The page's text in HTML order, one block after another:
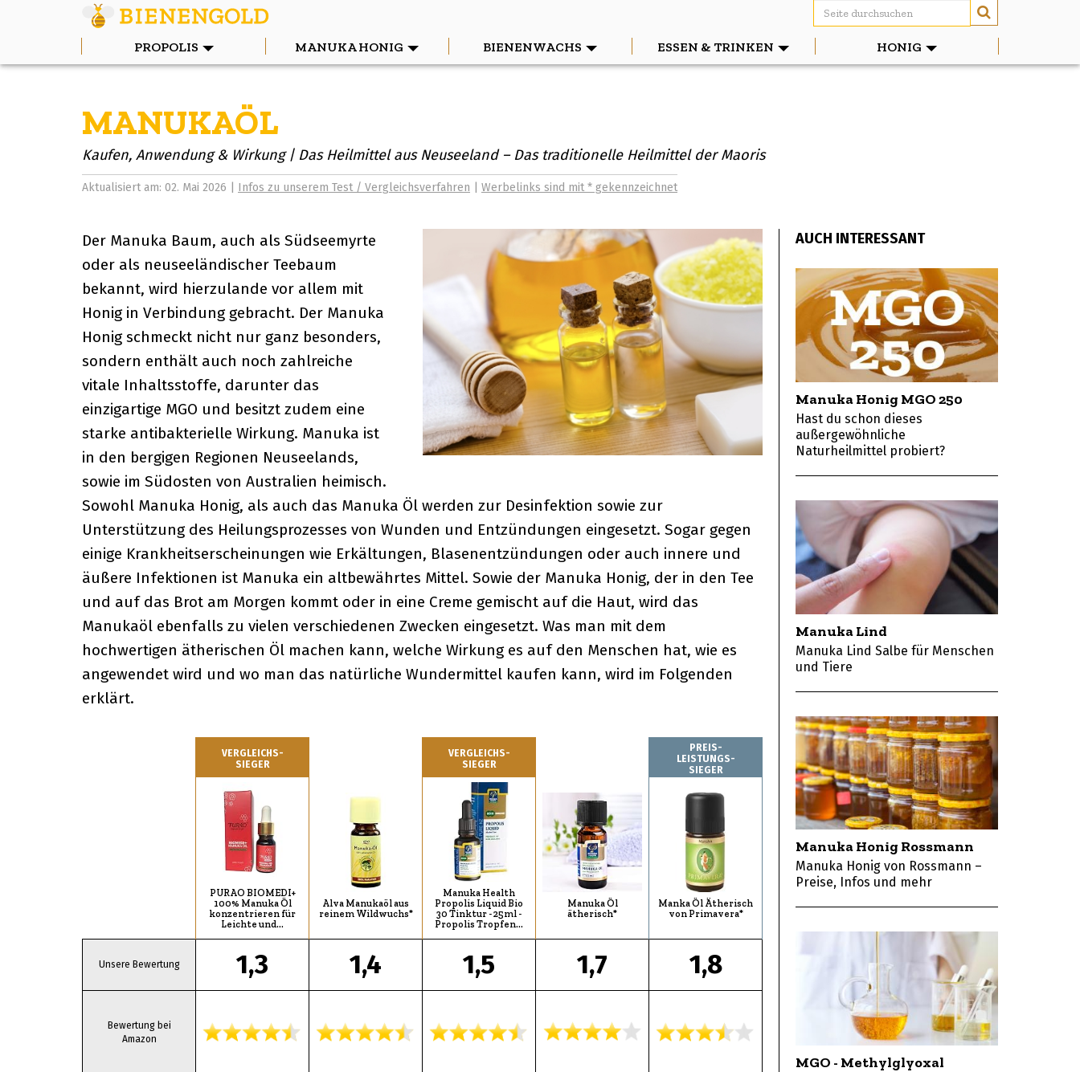
PROPOLIS MANUKA HONIG BIENENWACHS ESSEN & TRINKEN HONIG
MANUKAÖL
Kaufen, Anwendung & Wirkung | Das Heilmittel aus Neuseeland – Das traditionelle Heilmittel der Maoris
Aktualisiert am: 02. Mai 2026 | Infos zu unserem Test / Vergleichsverfahren Werbelinks sind mit * gekennzeichnet
Der Manuka Baum, auch als Südseemyrte
oder als neuseeländischer Teebaum
bekannt, wird hierzulande vor allem mit
Honig in Verbindung gebracht. Der Manuka
Honig schmeckt nicht nur ganz besonders,
sondern enthält auch noch zahlreiche
vitale Inhaltsstoffe, darunter das
einzigartige MGO und besitzt zudem eine
starke antibakterielle Wirkung. Manuka ist
in den bergigen Regionen Neuseelands,
sowie im Südosten von Australien heimisch.
Sowohl Manuka Honig, als auch das Manuka Öl werden zur Desinfektion sowie zur
Unterstützung des Heilungsprozesses von Wunden und Entzündungen eingesetzt. Sogar gegen
einige Krankheitserscheinungen wie Erkältungen, Blasenentzündungen oder auch innere und
äußere Infektionen ist Manuka ein altbewährtes Mittel. Sowie der Manuka Honig, der in den Tee
und auf das Brot am Morgen kommt oder in eine Creme gemischt auf die Haut, wird das
Manukaöl ebenfalls zu vielen verschiedenen Zwecken eingesetzt. Was man mit dem
hochwertigen ätherischen Öl machen kann, welche Wirkung es auf den Menschen hat, wie es
angewendet wird und wo man das natürliche Wundermittel kaufen kann, wird im Folgenden
erklärt.
VERGLEICHS-
SIEGER
PURAO BIOMEDI+
100% Manuka Öl
konzentrieren für
Leichte und…
Alva Manukaöl aus
reinem Wildwuchs*
VERGLEICHS-
SIEGER
Manuka Health
Propolis Liquid Bio
30 Tinktur - 25ml -
Propolis Tropfen…
Manuka Öl
ätherisch*
PREIS-
LEISTUNGS-
SIEGER
Manka Öl Ätherisch
von Primavera*
Unsere Bewertung 1,3 1,4 1,5 1,7 1,8
Bewertung bei
Amazon
AUCH INTERESSANT
Manuka Honig MGO 250
Hast du schon dieses
außergewöhnliche
Naturheilmittel probiert?
Manuka Lind
Manuka Lind Salbe für Menschen
und Tiere
Manuka Honig Rossmann
Manuka Honig von Rossmann –
Preise, Infos und mehr
MGO - Methylglyoxal